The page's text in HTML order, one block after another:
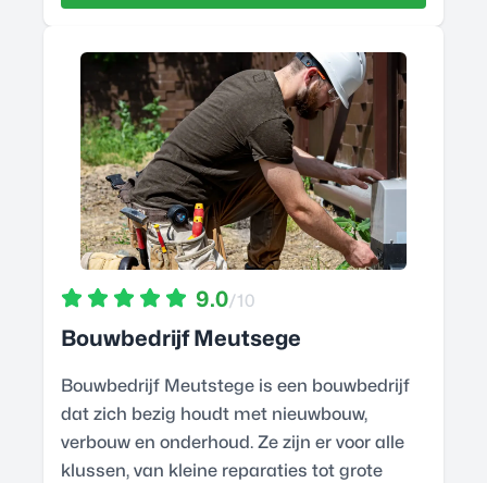
9.0/10
Bouwbedrijf Meutsege
Bouwbedrijf Meutstege is een bouwbedrijf
dat zich bezig houdt met nieuwbouw,
verbouw en onderhoud. Ze zijn er voor alle
klussen, van kleine reparaties tot grote